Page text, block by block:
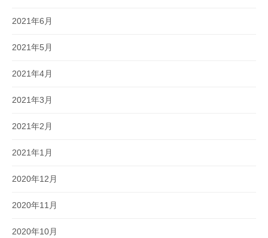
2021年6月
2021年5月
2021年4月
2021年3月
2021年2月
2021年1月
2020年12月
2020年11月
2020年10月